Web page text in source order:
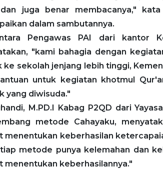
juga benar membacanya,"
dalam sambutannya.
Pengawas PAI dari kantor
"kami bahagia dengan
ke sekolah jenjang lebih tinggi,
untuk kegiatan khotmul
yang diwisuda."
M.PD.I Kabag P2QD dari
metode Cahayaku,
menentukan keberhasilan
metode punya kelemahan dan
menentukan keberhasilannya."